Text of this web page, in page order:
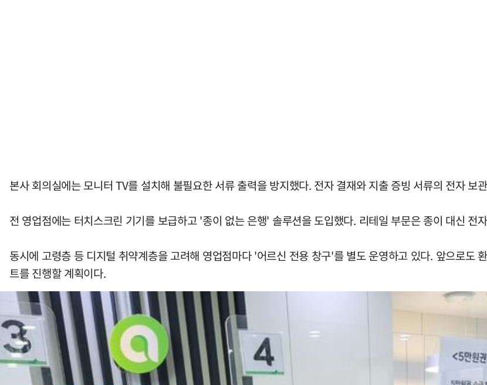
본사 회의실에는 모니터 TV를 설치해 불필요한 서류 출력을 방지했다. 전자 결재와 지출 증빙 서류의 전자 보
전 영업점에는 터치스크린 기기를 보급하고 '종이 없는 은행' 솔루션을 도입했다. 리테일 부문은 종이 대신 전
동시에 고령층 등 디지털 취약계층을 고려해 영업점마다 '어르신 전용 창구'를 별도 운영하고 있다. 앞으로
트를 진행할 계획이다.